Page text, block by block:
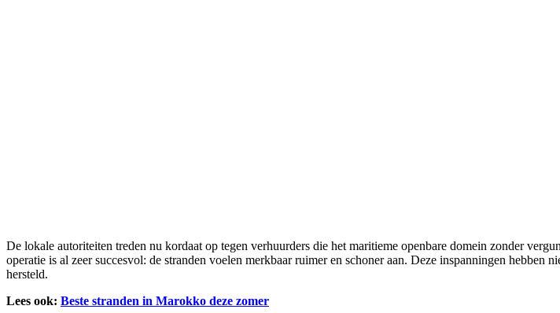
De lokale autoriteiten treden nu kordaat op tegen verhuurders die het maritieme openbare domein zonder
operatie is al zeer succesvol: de stranden voelen merkbaar ruimer en schoner aan. Deze inspanningen
hersteld.
Lees ook: Beste stranden in Marokko deze zomer